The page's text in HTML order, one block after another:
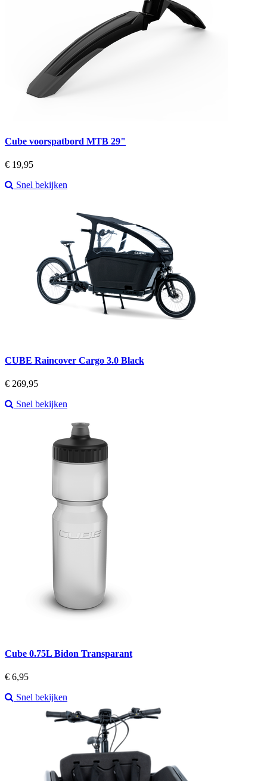
Cube voorspatbord MTB 29"
Prijs
€ 19,95
Snel bekijken
CUBE Raincover Cargo 3.0 Black
Prijs
€ 269,95
Snel bekijken
Cube 0.75L Bidon Transparant
Prijs
€ 6,95
Snel bekijken